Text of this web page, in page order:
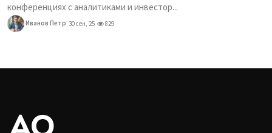
конференциях с аналитиками и инвестор...
Иванов Петр 30 сен, 25 829